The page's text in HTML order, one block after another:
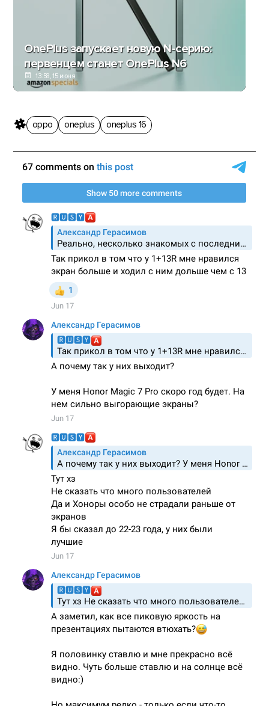
OnePlus запускает новую N-серию:
первенцем станет OnePlus N6
13:58, 15 июня
oppo oneplus oneplus 16